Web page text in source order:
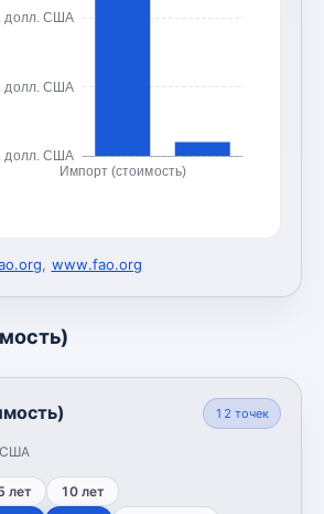
долл. США
долл. США
долл. США
Импорт (стоимость)
, www.fao.org
США
12 точек
лет 10 лет